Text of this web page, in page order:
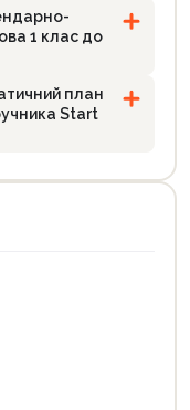
1 клас до
план
Start